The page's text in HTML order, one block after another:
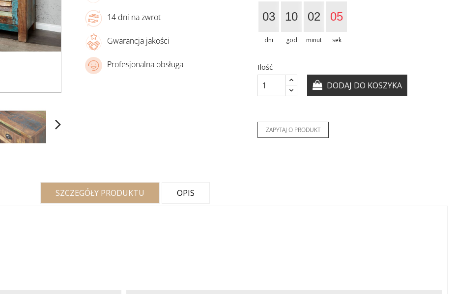
14 dni na zwrot
Gwarancja jakości
Profesjonalna obsługa
03
dni
10
god
02
minut
04
sek
Ilość
DODAJ DO KOSZYKA
ZAPYTAJ O PRODUKT
SZCZEGÓŁY PRODUKTU OPIS